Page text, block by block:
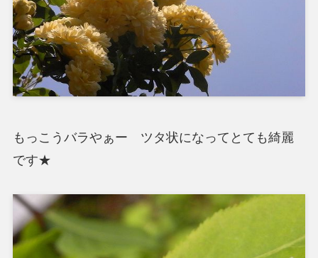
もっこうバラやぁー ツタ状になってとても綺麗
です★